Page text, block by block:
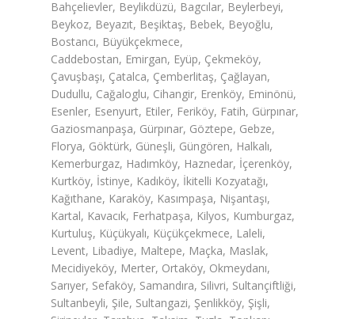
Bahçelievler, Beylikdüzü, Bagcılar, Beylerbeyi,
Beykoz, Beyazıt, Beşiktaş, Bebek, Beyoğlu,
Bostancı, Büyükçekmece,
Caddebostan, Emirgan, Eyüp, Çekmeköy,
Çavuşbaşı, Çatalca, Çemberlitaş, Çağlayan,
Dudullu, Cağaloglu, Cihangir, Erenköy, Eminönü,
Esenler, Esenyurt, Etiler, Feriköy, Fatih, Gürpınar,
Gaziosmanpaşa, Gürpınar, Göztepe, Gebze,
Florya, Göktürk, Güneşli, Güngören, Halkalı,
Kemerburgaz, Hadımköy, Haznedar, İçerenköy,
Kurtköy, İstinye, Kadıköy, İkitelli Kozyatağı,
Kağıthane, Karaköy, Kasımpaşa, Nişantaşı,
Kartal, Kavacık, Ferhatpaşa, Kilyos, Kumburgaz,
Kurtuluş, Küçükyalı, Küçükçekmece, Laleli,
Levent, Libadiye, Maltepe, Maçka, Maslak,
Mecidiyeköy, Merter, Ortaköy, Okmeydanı,
Sarıyer, Sefaköy, Samandıra, Silivri, Sultançiftliği,
Sultanbeyli, Şile, Sultangazi, Şenlikköy, Şişli,